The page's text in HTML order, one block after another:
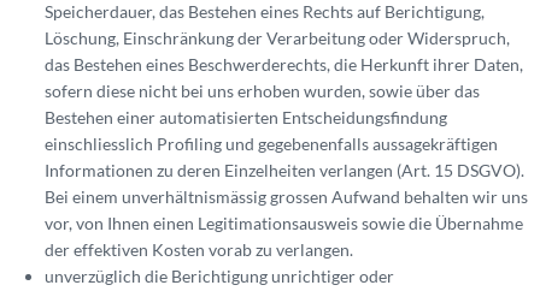
Speicherdauer, das Bestehen eines Rechts auf Berichtigung,
Löschung, Einschränkung der Verarbeitung oder Widerspruch,
das Bestehen eines Beschwerderechts, die Herkunft ihrer Daten,
sofern diese nicht bei uns erhoben wurden, sowie über das
Bestehen einer automatisierten Entscheidungsfindung
einschliesslich Profiling und gegebenenfalls aussagekräftigen
Informationen zu deren Einzelheiten verlangen (Art. 15 DSGVO).
Bei einem unverhältnismässig grossen Aufwand behalten wir uns
vor, von Ihnen einen Legitimationsausweis sowie die Übernahme
der effektiven Kosten vorab zu verlangen.
unverzüglich die Berichtigung unrichtiger oder